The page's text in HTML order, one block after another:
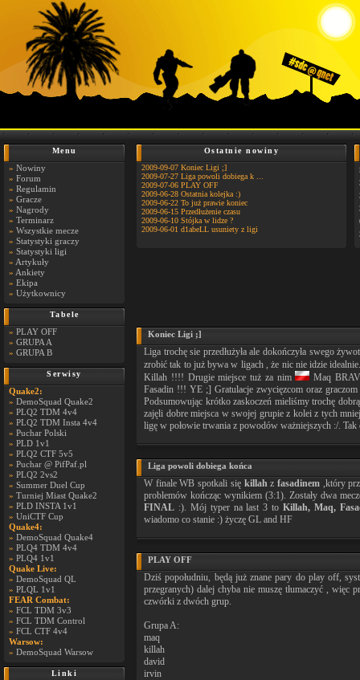
Menu
» Nowiny
» Forum
» Regulamin
» Gracze
» Nagrody
» Terminarz
» Wszystkie mecze
» Statystyki graczy
» Statystyki ligi
» Artykuły
» Ankiety
» Ekipa
» Użytkownicy
Tabele
» PLAY OFF
» GRUPA A
» GRUPA B
Serwisy
Quake2:
» DemoSquad Quake2
» PLQ2 TDM 4v4
» PLQ2 TDM Insta 4v4
» Puchar Polski
» PLD 1v1
» PLQ2 CTF 5v5
» Puchar @ PifPaf.pl
» PLQ2 2vs2
» Summer Duel Cup
» Turniej Miast Quake2
» PLD INSTA 1v1
» UniCTF Cup
Quake4:
» DemoSquad Quake4
» PLQ4 TDM 4v4
» PLQ4 1v1
Quake Live:
» DemoSquad QL
» PLQL 1v1
FEAR Combat:
» FCL TDM 3v3
» FCL TDM Control
» FCL CTF 4v4
Warsow:
» DemoSquad Warsow
Linki
Ostatnie nowiny
2009-09-07 Koniec Ligi ;]
2009-07-27 Liga powoli dobiega k ...
2009-07-06 PLAY OFF
2009-06-28 Ostatnia kolejka :)
2009-06-22 To już prawie koniec
2009-06-15 Przedłużenie czasu
2009-06-10 Stójka w lidze ?
2009-06-01 d1abeLL usuniety z ligi
Koniec Ligi ;]
Liga trochę sie przedłużyła ale dokończyła swego
zrobić tak to już bywa w ligach , że nic nie idzie
Killah !!!! Drugie miejsce tuż za nim
Maq
Fasadin !!! YE ;] Gratulacje zwycięzcom oraz
Podsumowując krótko zaskoczeń mieliśmy trochę
zajęli dobre miejsca w swojej grupie z kolei z tych
ligę w połowie trwania z powodów ważniejszych :/.
Liga powoli dobiega końca
W finale WB spotkali się killahz fasadinem,który
problemów kończąc wynikiem (3:1). Zostały dwa
FINAL :). Mój typer na last 3 toKillah, Maq,
wiadomo co stanie :) życzę GL and HF
PLAY OFF
Dziś popołudniu, będą już znane pary do play off,
przegranych) dalej chyba nie muszę tłumaczyć , więc
czwórki z dwóch grup.
Grupa A:
maq
killah
david
irvin